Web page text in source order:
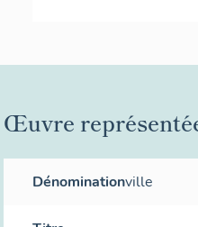
Œuvre
Dénominationville